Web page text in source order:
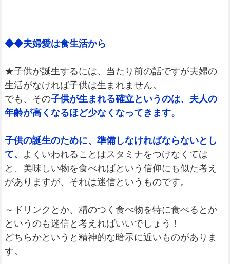
◆◆夫婦愛は食生活から
★子供が誕生するには、当たり前の話ですが夫婦の
生活がなければ子供は生まれません。
でも、その子供が生まれる確立というのは、夫人の
年齢が高くなるほど少なくなってきます。
子供の誕生のために、準備しなければならないとし
て、
よくいわれることはスタミナをつけなくては
と、美味しい物を食べればという信仰にも似た考え
がありますが、それは迷信というものです。
～ドリンクとか、精のつく食べ物を特に食べるとか
というのも迷信と考えればいいでしょう！
どちらかというと精神的な暗示に近いものがありま
す。